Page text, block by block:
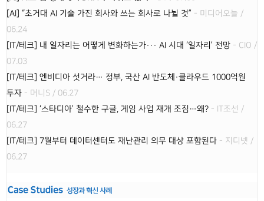
[AI] “초거대 AI 기술 가진 회사와 쓰는 회사로 나뉠 것” - 미디어오늘 /
06.24
[IT/테크] 내 일자리는 어떻게 변화하는가··· AI 시대 ‘일자리’ 전망 - CIO /
07.03
[IT/테크] 엔비디아 섯거라… 정부, 국산 AI 반도체·클라우드 1000억원
투자 - 머니S / 06.27
[IT/테크] ‘스타디아’ 철수한 구글, 게임 사업 재개 조짐…왜? - IT조선 /
06.27
[IT/테크] 7월부터 데이터센터도 재난관리 의무 대상 포함된다 - 지디넷 /
06.27